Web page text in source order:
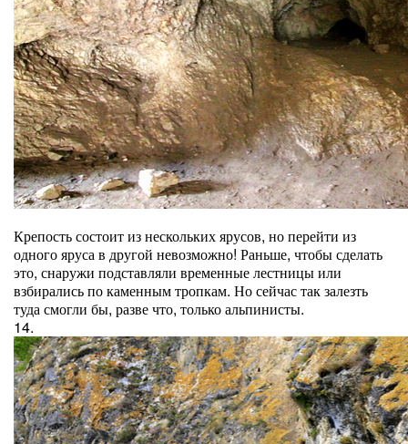
Крепость состоит из нескольких ярусов, но перейти из
одного яруса в другой невозможно! Раньше, чтобы сделать
это, снаружи подставляли временные лестницы или
взбирались по каменным тропкам. Но сейчас так залезть
туда смогли бы, разве что, только альпинисты.
14.